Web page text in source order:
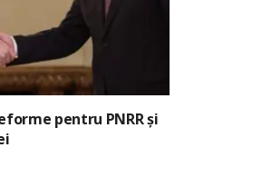
pentru PNRR și